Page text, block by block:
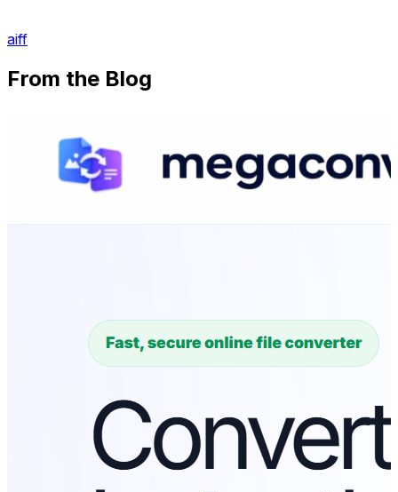
aiff
From the Blog